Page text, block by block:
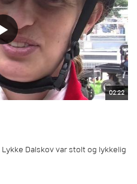
02:22
Dalskov var stolt og lykkelig